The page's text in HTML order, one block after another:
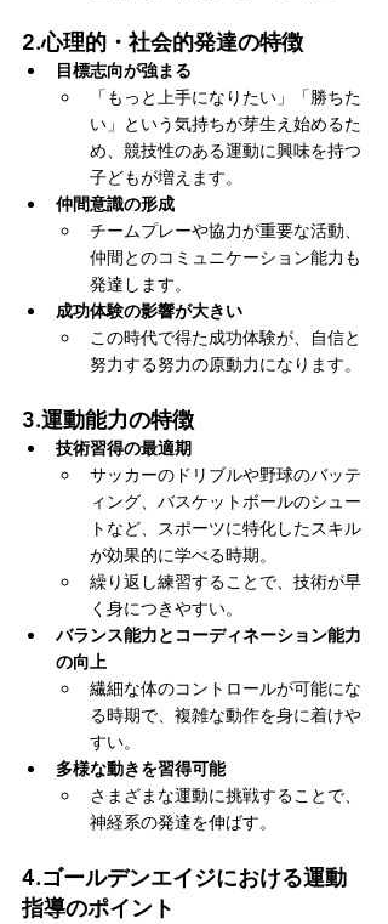
2.心理的・社会的発達の特徴
目標志向が強まる
「もっと上手になりたい」「勝ちた
い」という気持ちが芽生え始めるた
め、競技性のある運動に興味を持つ
子どもが増えます。
仲間意識の形成
チームプレーや協力が重要な活動、
仲間とのコミュニケーション能力も
発達します。
成功体験の影響が大きい
この時代で得た成功体験が、自信と
努力する努力の原動力になります。
3.運動能力の特徴
技術習得の最適期
サッカーのドリブルや野球のバッテ
ィング、バスケットボールのシュー
トなど、スポーツに特化したスキル
が効果的に学べる時期。
繰り返し練習することで、技術が早
く身につきやすい。
バランス能力とコーディネーション能力
の向上
繊細な体のコントロールが可能にな
る時期で、複雑な動作を身に着けや
すい。
多様な動きを習得可能
さまざまな運動に挑戦することで、
神経系の発達を伸ばす。
4.ゴールデンエイジにおける運動
指導のポイント